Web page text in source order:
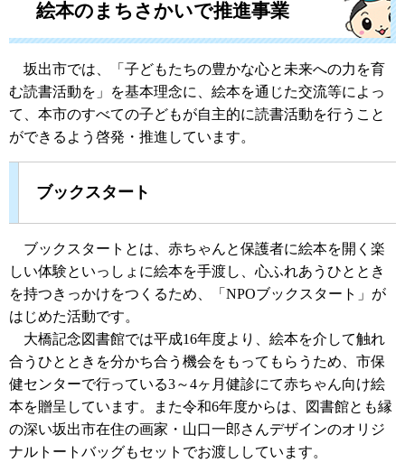
絵本のまちさかいで推進事業
坂出市では、「子どもたちの豊かな心と未来への力を育
む読書活動を」を基本理念に、絵本を通じた交流等によっ
て、本市のすべての子どもが自主的に読書活動を行うこと
ができるよう啓発・推進しています。
ブックスタート
ブックスタートとは、赤ちゃんと保護者に絵本を開く楽
しい体験といっしょに絵本を手渡し、心ふれあうひととき
を持つきっかけをつくるため、「NPOブックスタート」が
はじめた活動です。
大橋記念図書館では平成16年度より、絵本を介して触れ
合うひとときを分かち合う機会をもってもらうため、市保
健センターで行っている3～4ヶ月健診にて赤ちゃん向け絵
本を贈呈しています。また令和6年度からは、図書館とも縁
の深い坂出市在住の画家・山口一郎さんデザインのオリジ
ナルトートバッグもセットでお渡ししています。